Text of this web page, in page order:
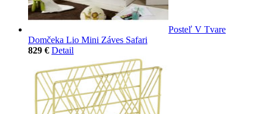
Posteľ V Tvare
Domčeka Lio Mini Záves Safari
829 € Detail